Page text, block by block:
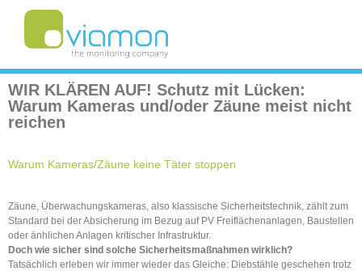
WIR KLÄREN AUF! Schutz mit Lücken:
Warum Kameras und/oder Zäune meist nicht
reichen
Warum Kameras/Zäune keine Täter stoppen
Zäune, Überwachungskameras, also klassische Sicherheitstechnik, zählt zum
Standard bei der Absicherung im Bezug auf PV Freiflächenanlagen, Baustellen
oder änhlichen Anlagen kritischer Infrastruktur.
Doch wie sicher sind solche Sicherheitsmaßnahmen wirklich?
Tatsächlich erleben wir immer wieder das Gleiche: Diebstähle geschehen trotz